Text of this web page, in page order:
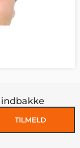
TILMELD